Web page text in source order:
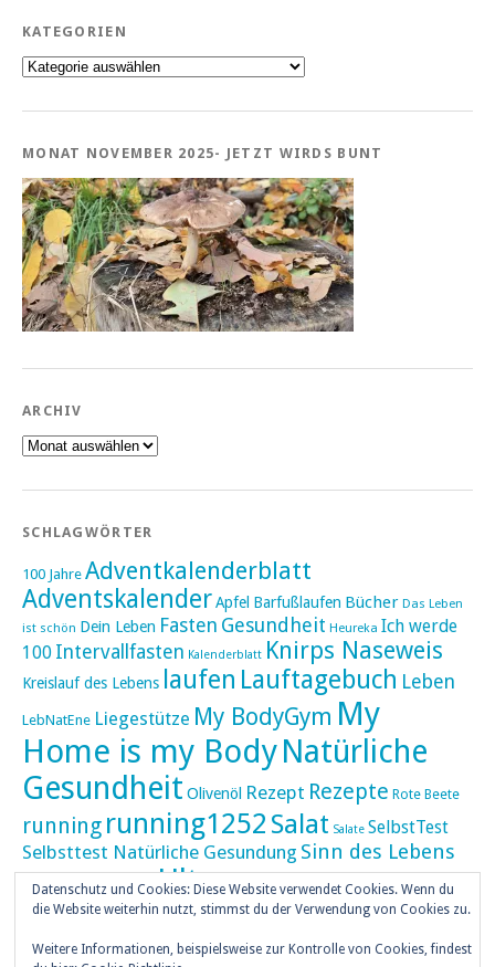
KATEGORIEN
Kategorien
MONAT NOVEMBER 2025- JETZT WIRDS BUNT
ARCHIV
Archiv
SCHLAGWÖRTER
100 Jahre Adventkalenderblatt
AdventskalenderApfel Barfußlaufen Bücher Das Leben
ist schön Dein Leben Fasten Gesundheit Heureka Ich werde
100 Intervallfasten Kalenderblatt Knirps Naseweis
Kreislauf des Lebens laufen Lauftagebuch Leben
LebNatEne Liegestütze My BodyGym My
Home is my Body Natürliche
Gesundheit Olivenöl Rezept Rezepte Rote Beete
running running1252 Salat Salate SelbstTest
Selbsttest Natürliche Gesundung Sinn des Lebens
Skaten Tageskalender UltraUltramarathon
umZEITZUerLEBEN Weihnachten
Weihnachtskalender weiser UHU
Datenschutz und Cookies: Diese Website verwendet Cookies. Wenn du
die Website weiterhin nutzt, stimmst du der Verwendung von Cookies zu.
Weitere Informationen, beispielsweise zur Kontrolle von Cookies, findest